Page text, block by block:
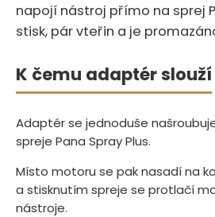
napojí nástroj přímo na sprej
stisk, pár vteřin a je
K čemu adaptér slouží
Adaptér se jednoduše
spreje Pana Spray Plus.
Místo motoru se pak nasadí na
a stisknutím spreje se protlačí
nástroje.